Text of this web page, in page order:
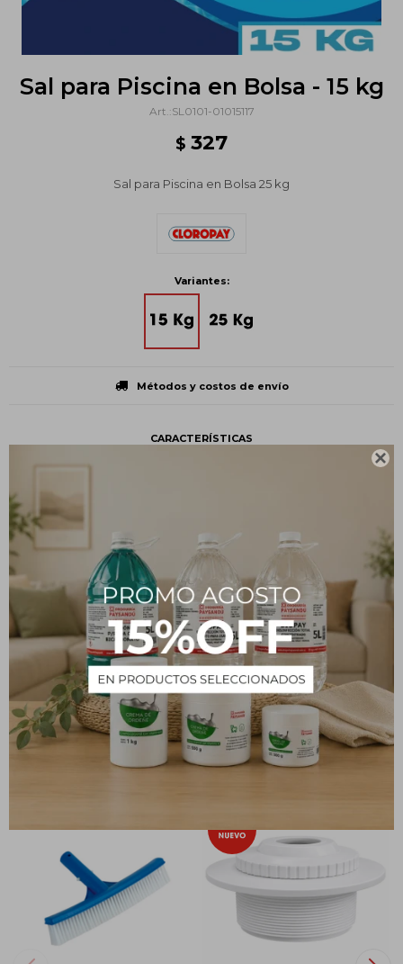

Sal para Piscina en Bolsa - 15 kg
SL0101-01015117
$ 327
Sal para Piscina en Bolsa 25 kg
Variantes:
Métodos y costos de envío
CARACTERÍSTICAS
Presentación
Descripción
Sal para Piscina en Bolsa 25 kg
PRODUCTOS QUE TE PUEDEN INTERESAR